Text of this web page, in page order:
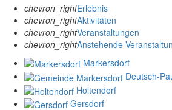
chevron_rightErlebnis
chevron_rightAktivitäten
chevron_rightVeranstaltungen
chevron_rightAnstehende
Markersdorf
Deutsch-
Holtendorf
Gersdorf